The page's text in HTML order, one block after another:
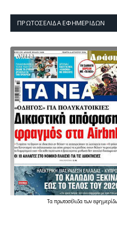
ΠΡΩΤΟΣΈΛΙΔΑ ΕΦΗΜΕΡΊΔΩΝ
Τα πρωτοσέλιδατων